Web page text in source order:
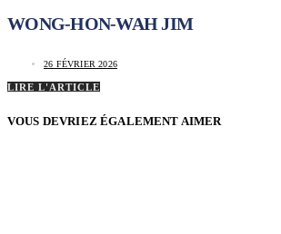
WONG-HON-WAH JIM
26 FÉVRIER 2026
LIRE L'ARTICLE
VOUS DEVRIEZ ÉGALEMENT AIMER